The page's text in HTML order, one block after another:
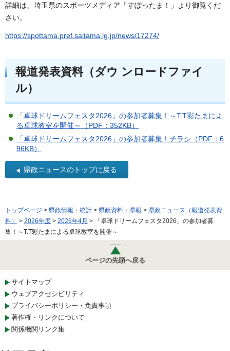
詳細は、埼玉県のスポーツメディア「すぽったま！」より御覧くだ
さい。
https://spottama.pref.saitama.lg.jp/news/17274/
報道発表資料（ダウ ンロードファイ
ル）
「卓球ドリームフェスタ2026」の参加者募集！～T.T彩たまによ
る卓球教室を開催～（PDF：352KB）
「卓球ドリームフェスタ2026」の参加者募集！チラシ（PDF：6
96KB）
県政ニュースのトップに戻る
トップページ > 県政情報・統計 > 県政資料・県報 > 県政ニュース（報道発表資
料）
> 2026年度 > 2026年4月 > 「卓球ドリームフェスタ2026」の参加者募
集！～T.T彩たまによる卓球教室を開催～
ページの先頭へ戻る
サイトマップ
ウェブアクセシビリティ
プライバシーポリシー・免責事項
著作権・リンクについて
関係機関リンク集